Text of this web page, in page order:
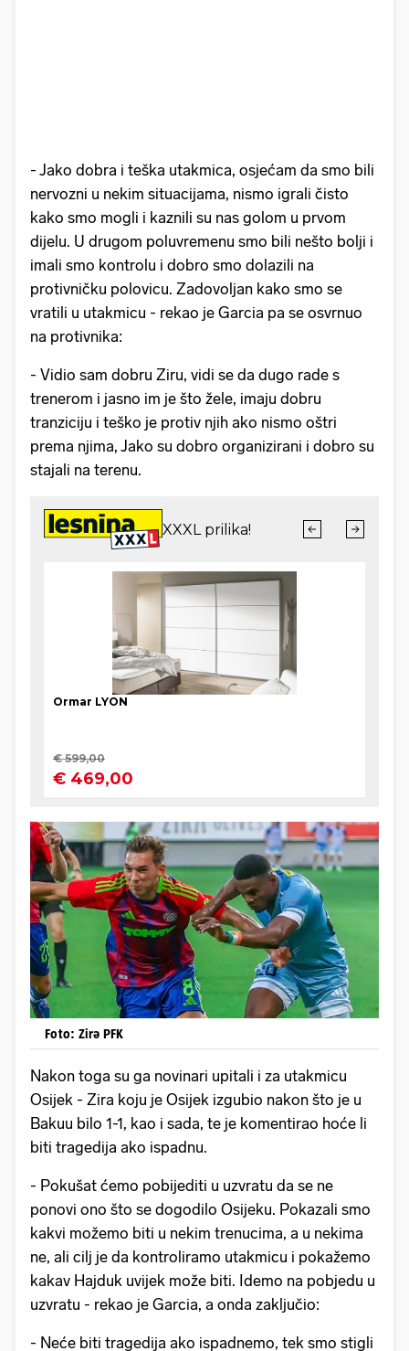
- Jako dobra i teška utakmica, osjećam da smo bili
nervozni u nekim situacijama, nismo igrali čisto
kako smo mogli i kaznili su nas golom u prvom
dijelu. U drugom poluvremenu smo bili nešto bolji i
imali smo kontrolu i dobro smo dolazili na
protivničku polovicu. Zadovoljan kako smo se
vratili u utakmicu - rekao je Garcia pa se osvrnuo
na protivnika:
- Vidio sam dobru Ziru, vidi se da dugo rade s
trenerom i jasno im je što žele, imaju dobru
tranziciju i teško je protiv njih ako nismo oštri
prema njima, Jako su dobro organizirani i dobro su
stajali na terenu.
Foto: Zirə PFK
Nakon toga su ga novinari upitali i za utakmicu
Osijek - Zira koju je Osijek izgubio nakon što je u
Bakuu bilo 1-1, kao i sada, te je komentirao hoće li
biti tragedija ako ispadnu.
- Pokušat ćemo pobijediti u uzvratu da se ne
ponovi ono što se dogodilo Osijeku. Pokazali smo
kakvi možemo biti u nekim trenucima, a u nekima
ne, ali cilj je da kontroliramo utakmicu i pokažemo
kakav Hajduk uvijek može biti. Idemo na pobjedu u
uzvratu - rekao je Garcia, a onda zaključio:
- Neće biti tragedija ako ispadnemo, tek smo stigli